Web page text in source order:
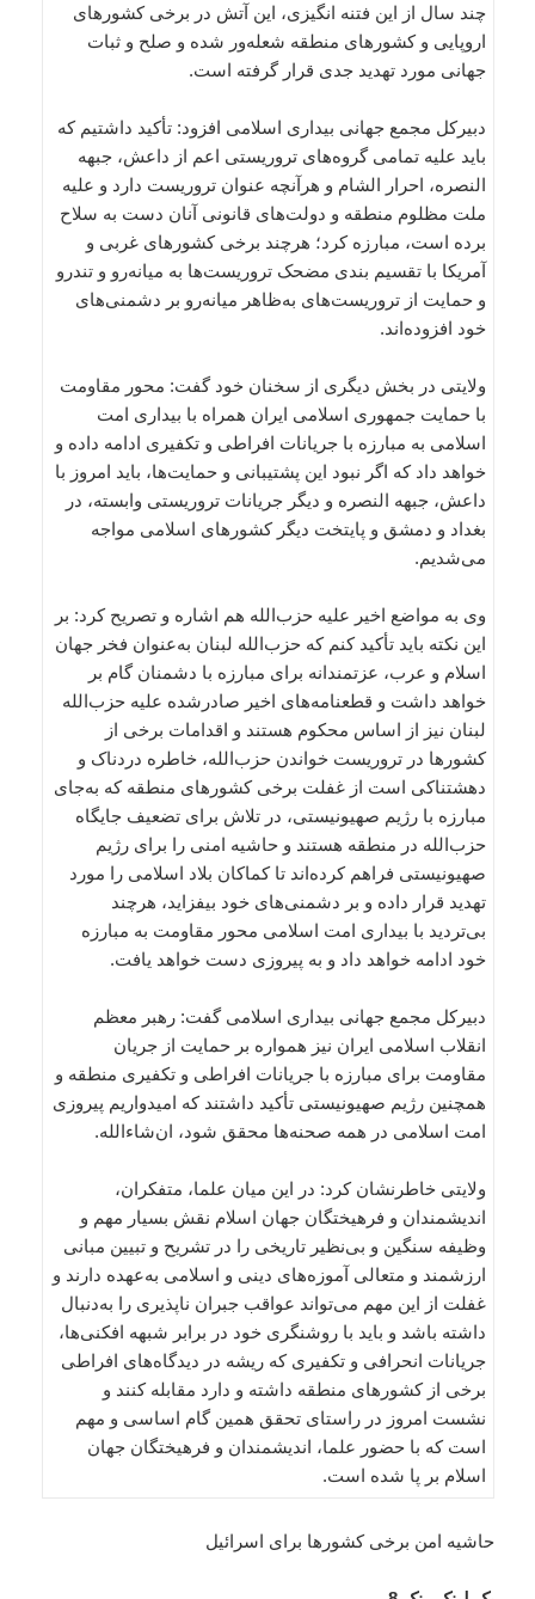
چند سال از این فتنه انگیزی، این آتش در برخی کشورهای
اروپایی و کشورهای منطقه شعله‌ور شده و صلح و ثبات
جهانی مورد تهدید جدی قرار گرفته است.
دبیرکل مجمع جهانی بیداری اسلامی افزود: تأکید داشتیم که
باید علیه تمامی گروه‌های تروریستی اعم از داعش، جبهه
النصره، احرار الشام و هرآنچه عنوان تروریست دارد و علیه
ملت مظلوم منطقه و دولت‌های قانونی آنان دست به سلاح
برده است، مبارزه کرد؛ هرچند برخی کشورهای غربی و
آمریکا با تقسیم بندی مضحک تروریست‌ها به میانه‌رو و تندرو
و حمایت از تروریست‌های به‌ظاهر میانه‌رو بر دشمنی‌های
خود افزوده‌اند.
ولایتی در بخش دیگری از سخنان خود گفت: محور مقاومت
با حمایت جمهوری اسلامی ایران همراه با بیداری امت
اسلامی به مبارزه با جریانات افراطی و تکفیری ادامه داده و
خواهد داد که اگر نبود این پشتیبانی و حمایت‌ها، باید امروز با
داعش، جبهه النصره و دیگر جریانات تروریستی وابسته، در
بغداد و دمشق و پایتخت دیگر کشورهای اسلامی مواجه
می‌شدیم.
وی به مواضع اخیر علیه حزب‌الله هم اشاره و تصریح کرد: بر
این نکته باید تأکید کنم که حزب‌الله لبنان به‌عنوان فخر جهان
اسلام و عرب، عزتمندانه برای مبارزه با دشمنان گام بر
خواهد داشت و قطعنامه‌های اخیر صادرشده علیه حزب‌الله
لبنان نیز از اساس محکوم هستند و اقدامات برخی از
کشورها در تروریست خواندن حزب‌الله، خاطره دردناک و
دهشتناکی است از غفلت برخی کشورهای منطقه که به‌جای
مبارزه با رژیم صهیونیستی، در تلاش برای تضعیف جایگاه
حزب‌الله در منطقه هستند و حاشیه امنی را برای رژیم
صهیونیستی فراهم کرده‌اند تا کماکان بلاد اسلامی را مورد
تهدید قرار داده و بر دشمنی‌های خود بیفزاید، هرچند
بی‌تردید با بیداری امت اسلامی محور مقاومت به مبارزه
خود ادامه خواهد داد و به پیروزی دست خواهد یافت.
دبیرکل مجمع جهانی بیداری اسلامی گفت: رهبر معظم
انقلاب اسلامی ایران نیز همواره بر حمایت از جریان
مقاومت برای مبارزه با جریانات افراطی و تکفیری منطقه و
همچنین رژیم صهیونیستی تأکید داشتند که امیدواریم پیروزی
امت اسلامی در همه صحنه‌ها محقق شود، ان‌شاءالله.
ولایتی خاطرنشان کرد: در این میان علما، متفکران،
اندیشمندان و فرهیختگان جهان اسلام نقش بسیار مهم و
وظیفه سنگین و بی‌نظیر تاریخی را در تشریح و تبیین مبانی
ارزشمند و متعالی آموزه‌های دینی و اسلامی به‌عهده دارند و
غفلت از این مهم می‌تواند عواقب جبران ناپذیری را به‌دنبال
داشته باشد و باید با روشنگری خود در برابر شبهه افکنی‌ها،
جریانات انحرافی و تکفیری که ریشه در دیدگاه‌های افراطی
برخی از کشورهای منطقه داشته و دارد مقابله کنند و
نشست امروز در راستای تحقق همین گام اساسی و مهم
است که با حضور علما، اندیشمندان و فرهیختگان جهان
اسلام بر پا شده است.
حاشیه امن برخی کشورها برای اسرائیل